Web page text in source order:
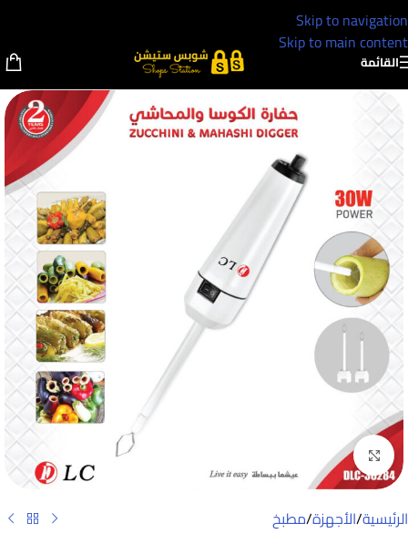
Skip to navigation
Skip to main content
القائمة
Click to enlarge
الرئيسية/الأجهزة/مطبخ